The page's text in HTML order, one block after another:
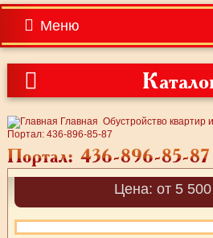
Меню
Главная Обустройство квартир
Портал: 436-896-85-87
Портал: 436-896-85-87
Цена: от 5